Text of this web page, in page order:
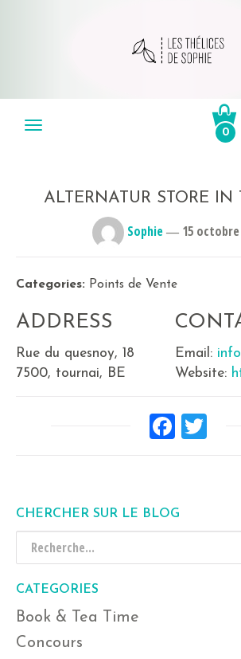
Menu 0
ALTERNATUR STORE IN
Sophie― 15 octobre
Categories: Points de Vente
ADDRESS
Rue du quesnoy, 18
7500, tournai, BE
Email:
Website:
CHERCHER SUR LE BLOG
CATEGORIES
Book & Tea Time
Concours